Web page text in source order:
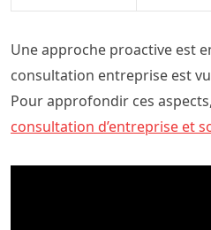
Une approche proactive est
consultation entreprise est
Pour approfondir ces
consultation d’entreprise et